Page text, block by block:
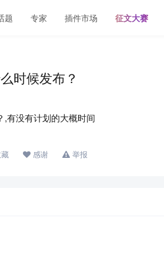
题 专家 插件市场 征文大赛
时候发布？
,有没有计划的大概时间
感谢 举报